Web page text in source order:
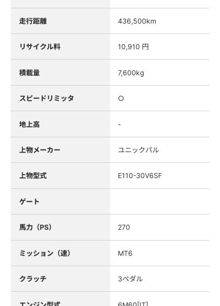
走行距離 436,500km
リサイクル料 10,910 円
積載量 7,600kg
スピードリミッタ ○
地上高 -
上物メーカー ユニックパル
上物型式 E110-30V6SF
ゲート
馬力（PS） 270
ミッション（速） MT6
クラッチ 3ペダル